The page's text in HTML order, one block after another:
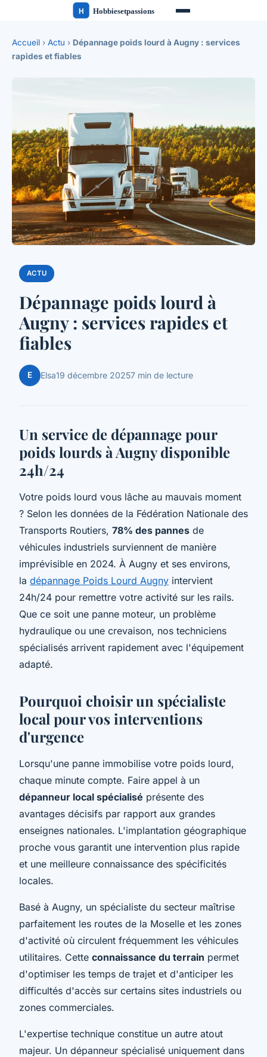
Accueil › Actu › Dépannage poids lourd à Augny : services
rapides et fiables
ACTU
Dépannage poids lourd à
Augny : services rapides et
fiables
E Elsa19 décembre 20257 min de lecture
Un service de dépannage pour
poids lourds à Augny disponible
24h/24
Votre poids lourd vous lâche au mauvais moment
? Selon les données de la Fédération Nationale des
Transports Routiers, 78% des pannes de
véhicules industriels surviennent de manière
imprévisible en 2024. À Augny et ses environs,
la dépannage Poids Lourd Augny intervient
24h/24 pour remettre votre activité sur les rails.
Que ce soit une panne moteur, un problème
hydraulique ou une crevaison, nos techniciens
spécialisés arrivent rapidement avec l'équipement
adapté.
Pourquoi choisir un spécialiste
local pour vos interventions
d'urgence
Lorsqu'une panne immobilise votre poids lourd,
chaque minute compte. Faire appel à un
dépanneur local spécialisé présente des
avantages décisifs par rapport aux grandes
enseignes nationales. L'implantation géographique
proche vous garantit une intervention plus rapide
et une meilleure connaissance des spécificités
locales.
Basé à Augny, un spécialiste du secteur maîtrise
parfaitement les routes de la Moselle et les zones
d'activité où circulent fréquemment les véhicules
utilitaires. Cette connaissance du terrain permet
d'optimiser les temps de trajet et d'anticiper les
difficultés d'accès sur certains sites industriels ou
zones commerciales.
L'expertise technique constitue un autre atout
majeur. Un dépanneur spécialisé uniquement dans